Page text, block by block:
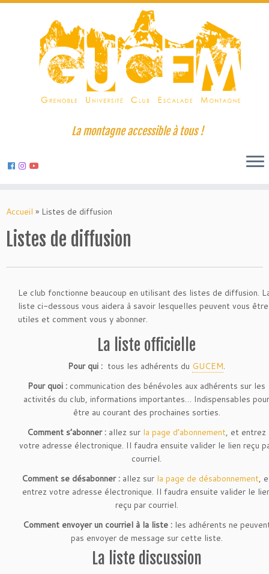
to
La montagne accessible à tous !
Accueil » Listes de diffusion
Listes de diffusion
Le club fonctionne beaucoup en utilisant des listes de diffusion.
liste ci-dessous vous aidera à savoir lesquelles peuvent vous être
utiles et comment vous y abonner.
La liste officielle
Pour qui : tous les adhérents du GUCEM.
Pour quoi : communication des bénévoles aux adhérents sur les
activités du club, informations importantes… Indispensables pour
être au courant des prochaines sorties.
Comment s’abonner : allez sur la page d’abonnement, et entrez
votre adresse électronique. Il faudra ensuite valider le lien reçu
courriel.
Comment se désabonner :allez sur la page de désabonnement,
entrez votre adresse électronique. Il faudra ensuite valider le
reçu par courriel.
Comment envoyer un courriel à la liste :les adhérents ne
pas envoyer de message sur cette liste.
La liste discussion